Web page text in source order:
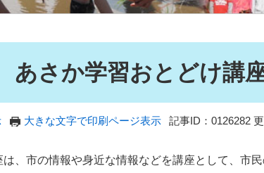
さか学習おとどけ講
大きな文字で印刷ページ表示 記事ID：0126282
、市の情報や身近な情報などを講座として、市